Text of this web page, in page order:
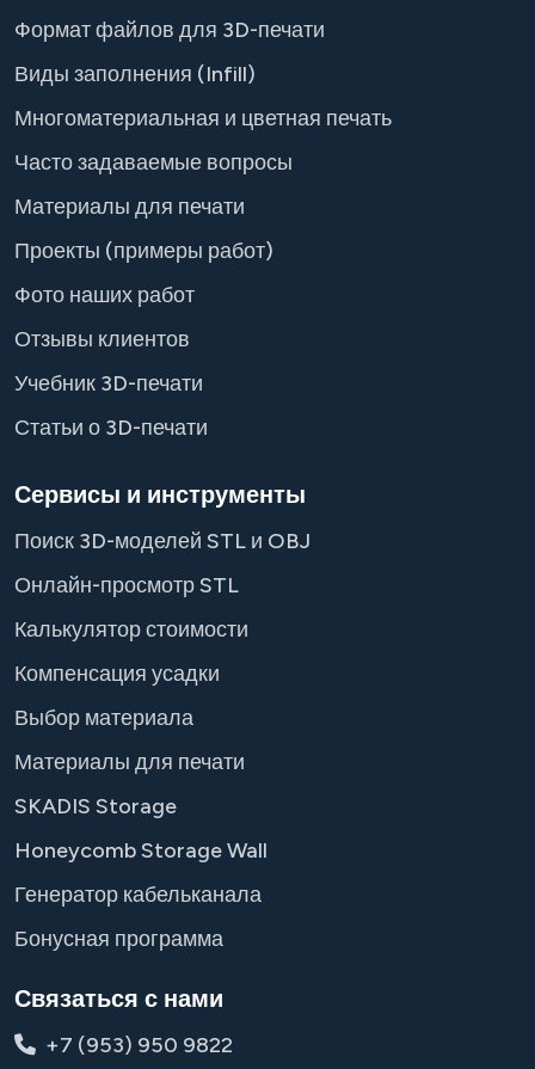
Формат файлов для 3D-печати
Виды заполнения (Infill)
Многоматериальная и цветная печать
Часто задаваемые вопросы
Материалы для печати
Проекты (примеры работ)
Фото наших работ
Отзывы клиентов
Учебник 3D-печати
Статьи о 3D-печати
Сервисы и инструменты
Поиск 3D-моделей STL и OBJ
Онлайн-просмотр STL
Калькулятор стоимости
Компенсация усадки
Выбор материала
Материалы для печати
SKADIS Storage
Honeycomb Storage Wall
Генератор кабельканала
Бонусная программа
Связаться с нами
+7 (953) 950 9822